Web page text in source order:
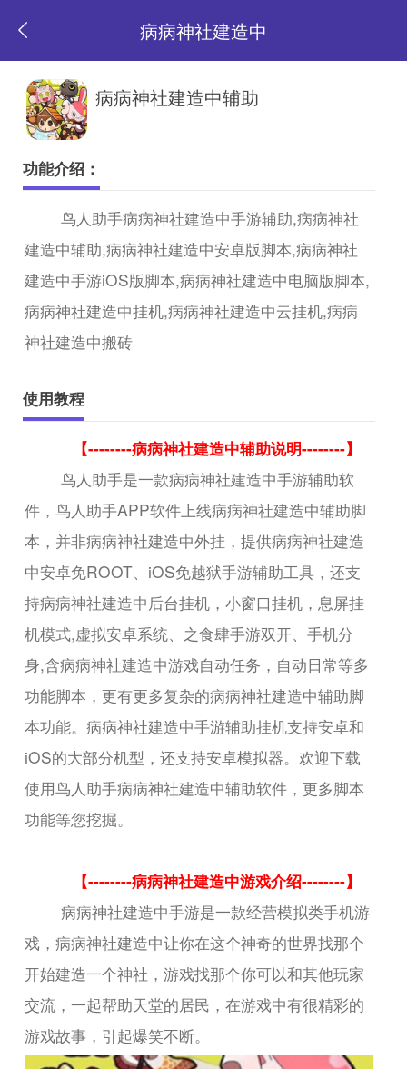
病病神社建造中
返
页
病病神社建造中辅助
功能介绍：
鸟人助手病病神社建造中手游辅助,病病神社
建造中辅助,病病神社建造中安卓版脚本,病病神社
建造中手游iOS版脚本,病病神社建造中电脑版脚本,
病病神社建造中挂机,病病神社建造中云挂机,病病
神社建造中搬砖
使用教程
【--------病病神社建造中辅助说明--------】
鸟人助手是一款病病神社建造中手游辅助软
件，鸟人助手APP软件上线病病神社建造中辅助脚
本，并非病病神社建造中外挂，提供病病神社建造
中安卓免ROOT、iOS免越狱手游辅助工具，还支
持病病神社建造中后台挂机，小窗口挂机，息屏挂
机模式,虚拟安卓系统、之食肆手游双开、手机分
身,含病病神社建造中游戏自动任务，自动日常等多
功能脚本，更有更多复杂的病病神社建造中辅助脚
本功能。病病神社建造中手游辅助挂机支持安卓和
iOS的大部分机型，还支持安卓模拟器。欢迎下载
使用鸟人助手病病神社建造中辅助软件，更多脚本
功能等您挖掘。
【--------病病神社建造中游戏介绍--------】
病病神社建造中手游是一款经营模拟类手机游
戏，病病神社建造中让你在这个神奇的世界找那个
开始建造一个神社，游戏找那个你可以和其他玩家
交流，一起帮助天堂的居民，在游戏中有很精彩的
游戏故事，引起爆笑不断。